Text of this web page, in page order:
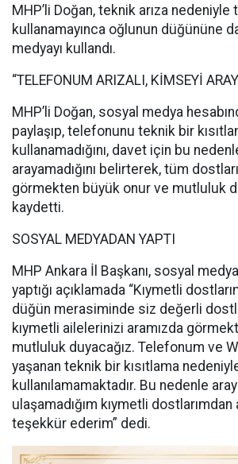
MHP’li Doğan, teknik arıza
kullanamayınca oğlunun düğününe
medyayı kullandı.
“TELEFONUM ARIZALI, KİMSEYİ
MHP’li Doğan, sosyal medya
paylaşıp, telefonunu teknik bir
kullanamadığını, davet için bu
arayamadığını belirterek, tüm
görmekten büyük onur ve mutluluk
kaydetti.
SOSYAL MEDYADAN YAPTI
MHP Ankara İl Başkanı, sosyal
yaptığı açıklamada “Kıymetli
düğün merasiminde siz değerli
kıymetli ailelerinizi aramızda
mutluluk duyacağız. Telefonum ve
yaşanan teknik bir kısıtlama
kullanılamamaktadır. Bu nedenle
ulaşamadığım kıymetli dostlarımdan
teşekkür ederim” dedi.